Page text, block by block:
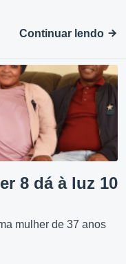
Continuar lendo
8 dá à luz 10
mulher de 37 anos